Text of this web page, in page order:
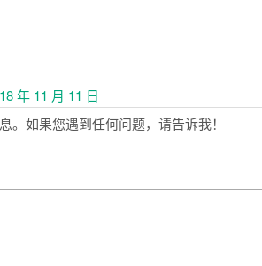
年 11 月 11 日
。如果您遇到任何问题，请告诉我！